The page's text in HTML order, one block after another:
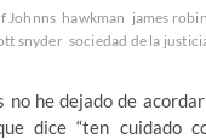
Johnns hawkman james
snyder sociedad de la
no he dejado de
dice “ten cuidado